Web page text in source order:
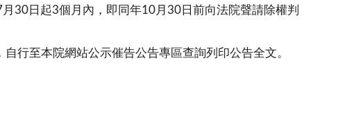
30日起3個月內，即同年10月30日前向法院聲請除權判
行至本院網站公示催告公告專區查詢列印公告全文。